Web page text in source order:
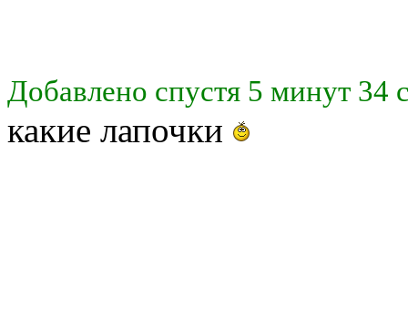
Добавлено спустя 5 минут 34
какие лапочки